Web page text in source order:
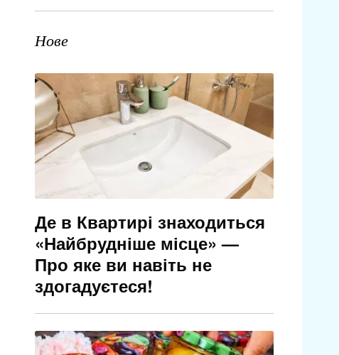
Нове
Де в Квартирі знаходиться
«Найбрудніше місце» —
Про яке ви навіть не
здогадуєтеся!